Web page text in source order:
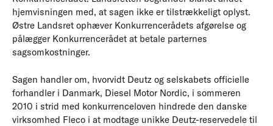
hjemvisningen med, at sagen ikke er tilstrækkeligt oplyst.
Østre Landsret ophæver Konkurrencerådets afgørelse og
pålægger Konkurrencerådet at betale parternes
sagsomkostninger.
Sagen handler om, hvorvidt Deutz og selskabets officielle
forhandler i Danmark, Diesel Motor Nordic, i sommeren
2010 i strid med konkurrenceloven hindrede den danske
virksomhed Fleco i at modtage unikke Deutz-reservedele til